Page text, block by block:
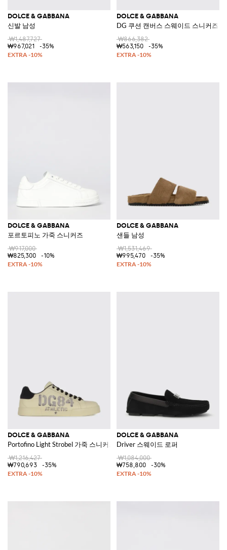
DOLCE & GABBANA
신발 남성
₩1,487,727
₩967,021
-35%
DOLCE & GABBANA
DG 쿠션 캔버스 스웨이드 스니커즈
₩866,382
₩563,150
-35%
DOLCE & GABBANA
포르토피노 가죽 스니커즈
₩917,000
₩825,300
-10%
DOLCE & GABBANA
샌들 남성
₩1,531,469
₩995,470
-35%
DOLCE & GABBANA
Portofino Light Strobel 가죽 스니커즈
₩1,216,427
₩790,693
-35%
DOLCE & GABBANA
Driver 스웨이드 로퍼
₩1,084,000
₩758,800
-30%